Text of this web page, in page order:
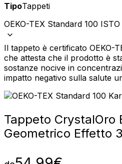
TipoTappeti
OEKO-TEX Standard 100 ISTO
Il tappeto è certificato OEKO-
che attesta che il prodotto è
sostanze nocive in
impatto negativo sulla salute
Tappeto CrystalOro
Geometrico Effetto